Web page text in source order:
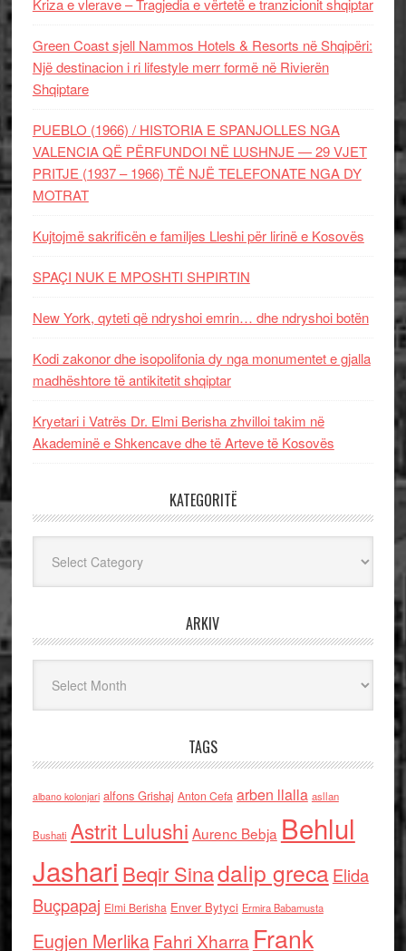
Kriza e vlerave – Tragjedia e vërtetë e tranzicionit shqiptar
Green Coast sjell Nammos Hotels & Resorts në Shqipëri:
Një destinacion i ri lifestyle merr formë në Rivierën
Shqiptare
PUEBLO (1966) / HISTORIA E SPANJOLLES NGA
VALENCIA QË PËRFUNDOI NË LUSHNJE — 29 VJET
PRITJE (1937 – 1966) TË NJË TELEFONATE NGA DY
MOTRAT
Kujtojmë sakrificën e familjes Lleshi për lirinë e Kosovës
SPAÇI NUK E MPOSHTI SHPIRTIN
New York, qyteti që ndryshoi emrin… dhe ndryshoi botën
Kodi zakonor dhe isopolifonia dy nga monumentet e gjalla
madhështore të antikitetit shqiptar
Kryetari i Vatrës Dr. Elmi Berisha zhvilloi takim në
Akademinë e Shkencave dhe të Arteve të Kosovës
KATEGORITË
ARKIV
TAGS
albano kolonjari alfons Grishaj Anton Cefa arben llalla asllan
Bushati Astrit Lulushi Aurenc Bebja Behlul
Jashari Beqir Sinadalip grecaElida
Buçpapaj Elmi Berisha Enver Bytyci Ermira Babamusta
Eugjen MerlikaFahri Xharra Frank